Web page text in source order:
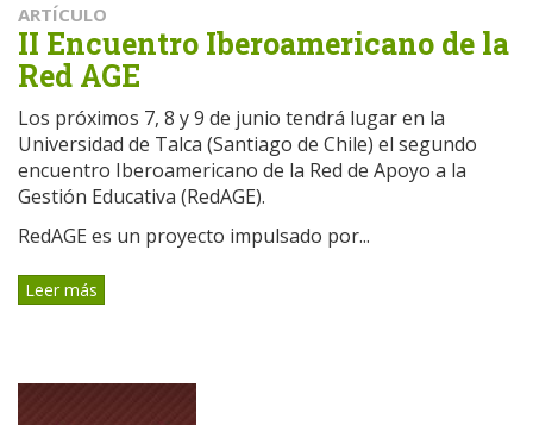
ARTÍCULO
II Encuentro Iberoamericano de la
Red AGE
Los próximos 7, 8 y 9 de junio tendrá lugar en la
Universidad de Talca (Santiago de Chile) el segundo
encuentro Iberoamericano de la Red de Apoyo a la
Gestión Educativa (RedAGE).
RedAGE es un proyecto impulsado por...
Leer más